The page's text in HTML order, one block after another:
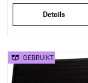
Details
GEBRUIKT